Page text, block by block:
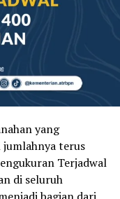
yang
jumlahnya terus
Terjadwal
di seluruh